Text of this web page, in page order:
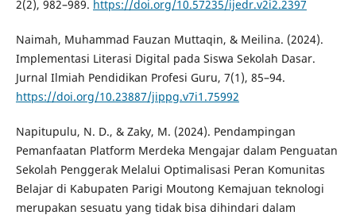
2(2), 982–989. https://doi.org/10.57235/ijedr.v2i2.2397
Naimah, Muhammad Fauzan Muttaqin, & Meilina. (2024).
Implementasi Literasi Digital pada Siswa Sekolah Dasar.
Jurnal Ilmiah Pendidikan Profesi Guru, 7(1), 85–94.
https://doi.org/10.23887/jippg.v7i1.75992
Napitupulu, N. D., & Zaky, M. (2024). Pendampingan
Pemanfaatan Platform Merdeka Mengajar dalam Penguatan
Sekolah Penggerak Melalui Optimalisasi Peran Komunitas
Belajar di Kabupaten Parigi Moutong Kemajuan teknologi
merupakan sesuatu yang tidak bisa dihindari dalam